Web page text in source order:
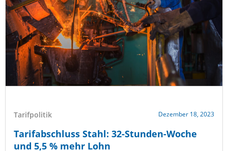
Tarifpolitik Dezember 18, 2023
Tarifabschluss Stahl: 32-Stunden-Woche
und 5,5 % mehr Lohn